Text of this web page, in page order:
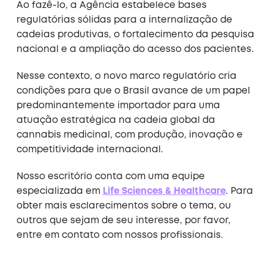
Ao fazê-lo, a Agência estabelece bases
regulatórias sólidas para a internalização de
cadeias produtivas, o fortalecimento da pesquisa
nacional e a ampliação do acesso dos pacientes.
Nesse contexto, o novo marco regulatório cria
condições para que o Brasil avance de um papel
predominantemente importador para uma
atuação estratégica na cadeia global da
cannabis medicinal, com produção, inovação e
competitividade internacional.
Nosso escritório conta com uma equipe
especializada em Life Sciences & Healthcare. Para
obter mais esclarecimentos sobre o tema, ou
outros que sejam de seu interesse, por favor,
entre em contato com nossos profissionais.